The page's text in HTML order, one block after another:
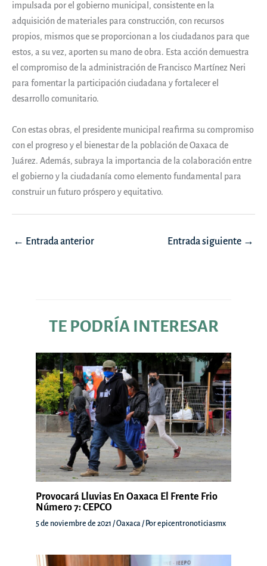
impulsada por el gobierno municipal, consistente en la
adquisición de materiales para construcción, con recursos
propios, mismos que se proporcionan a los ciudadanos para que
estos, a su vez, aporten su mano de obra. Esta acción demuestra
el compromiso de la administración de Francisco Martínez Neri
para fomentar la participación ciudadana y fortalecer el
desarrollo comunitario.
Con estas obras, el presidente municipal reafirma su compromiso
con el progreso y el bienestar de la población de Oaxaca de
Juárez. Además, subraya la importancia de la colaboración entre
el gobierno y la ciudadanía como elemento fundamental para
construir un futuro próspero y equitativo.
Navegación
← Entrada anterior Entrada siguiente →
TE PODRÍA INTERESAR
Provocará Lluvias En Oaxaca El Frente Frio
Número 7: CEPCO
5 de noviembre de 2021 /Oaxaca / Porepicentronoticiasmx